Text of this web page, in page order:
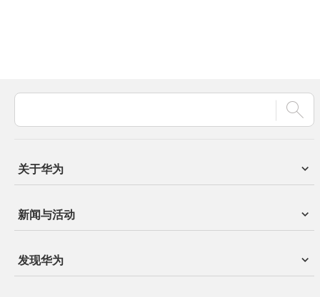
关于华为
新闻与活动
发现华为